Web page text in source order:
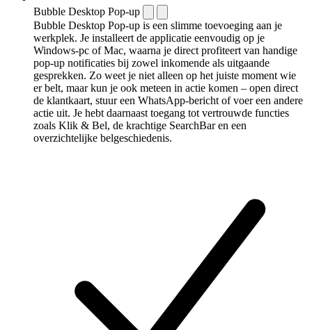
Bubble Desktop Pop-up
Bubble Desktop Pop-up is een slimme toevoeging aan je
werkplek. Je installeert de applicatie eenvoudig op je
Windows-pc of Mac, waarna je direct profiteert van handige
pop-up notificaties bij zowel inkomende als uitgaande
gesprekken. Zo weet je niet alleen op het juiste moment wie
er belt, maar kun je ook meteen in actie komen – open direct
de klantkaart, stuur een WhatsApp-bericht of voer een andere
actie uit. Je hebt daarnaast toegang tot vertrouwde functies
zoals Klik & Bel, de krachtige SearchBar en een
overzichtelijke belgeschiedenis.